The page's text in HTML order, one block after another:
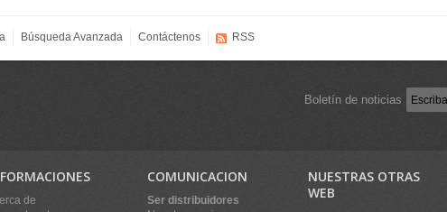
Búsqueda Avanzada Contáctenos RSS
Boletín de noticias
de
COMUNICACION
Ser distribuidores
NUESTRAS OTRAS
WEB